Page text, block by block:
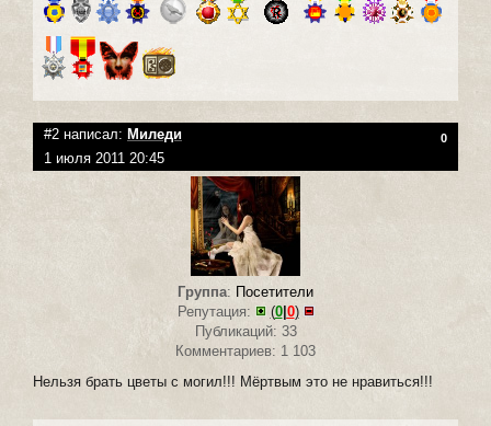
#2 написал: Миледи 0
1 июля 2011 20:45
Группа: Посетители
Репутация:
(0|0)
Публикаций: 33
Комментариев: 1 103
Нельзя брать цветы с могил!!! Мёртвым это не нравиться!!!